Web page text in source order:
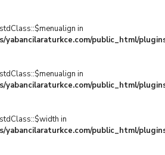
in
yabancilaraturkce.com/public_html/
in
yabancilaraturkce.com/public_html/
in
yabancilaraturkce.com/public_html/